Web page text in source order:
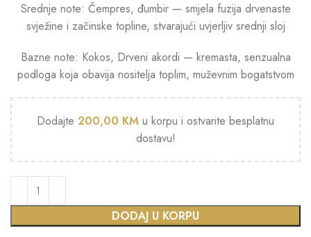
Srednje note: Čempres, đumbir — smjela fuzija drvenaste
svježine i začinske topline, stvarajući uvjerljiv srednji sloj
Bazne note: Kokos, Drveni akordi — kremasta, senzualna
podloga koja obavija nositelja toplim, muževnim bogatstvom
Dodajte 200,00 KM u korpu i ostvarite besplatnu
dostavu!
DODAJ U KORPU